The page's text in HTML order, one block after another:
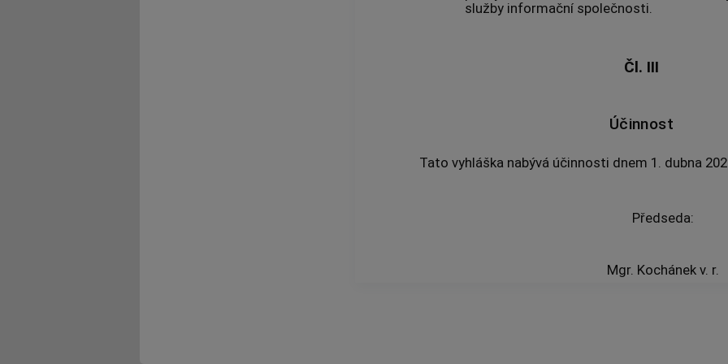
služby informační společnosti.
Čl. III
Účinnost
Tato vyhláška nabývá účinnosti dnem 1. dubna
Předseda:
Mgr. Kochánek v. r.